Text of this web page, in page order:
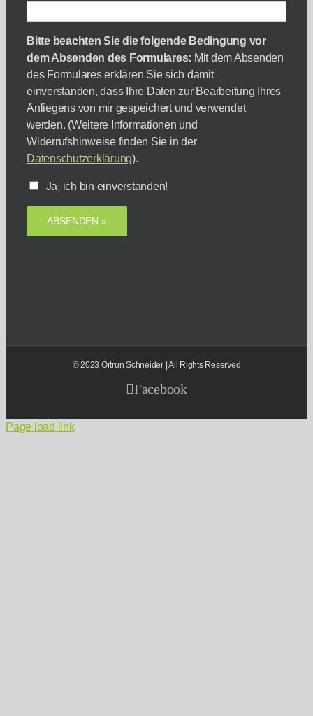
Bitte beachten Sie die folgende Bedingung vor
dem Absenden des Formulares: Mit dem Absenden
des Formulares erklären Sie sich damit
einverstanden, dass Ihre Daten zur Bearbeitung Ihres
Anliegens von mir gespeichert und verwendet
werden. (Weitere Informationen und
Widerrufshinweise finden Sie in der
Datenschutzerklärung).
Ja, ich bin einverstanden!
© 2023 Ortrun Schneider | All Rights Reserved
Facebook
Page load link